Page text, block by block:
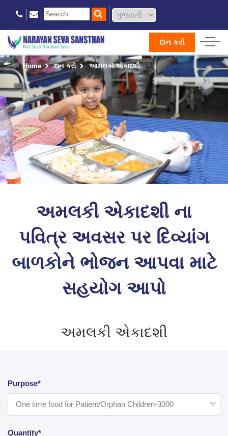
દાન કરો
Home દાન કરો આમલકી એકાદશી
અમલકી એકાદશી ના
પવિત્ર અવસર પર દિવ્યાંગ
બાળકોને ભોજન આપવા માટે
સહયોગ આપો
અમલકી એકાદશી
Purpose*
Quantity*